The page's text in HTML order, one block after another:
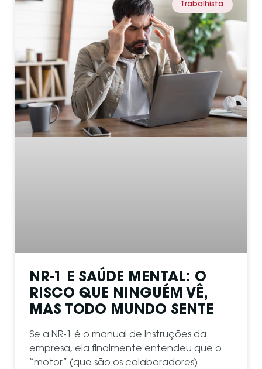
Trabalhista
NR-1 E SAÚDE MENTAL: O
RISCO QUE NINGUÉM VÊ,
MAS TODO MUNDO SENTE
Se a NR-1 é o manual de instruções da
empresa, ela finalmente entendeu que o
“motor” (que são os colaboradores)